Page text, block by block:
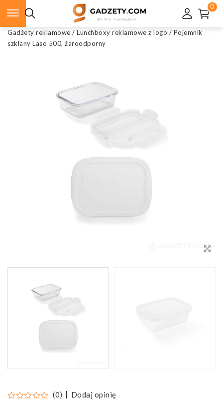
0
Gadżety reklamowe / Lunchboxy reklamowe z logo / Pojemnik
szklany Laso 500, żaroodporny
(0) Dodaj opinię